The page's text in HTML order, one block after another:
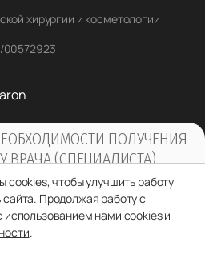
хирургии и косметологии
00572923
ПОЛУЧЕНИЯ
ВРАЧА (СПЕЦИАЛИСТА)
УСЛУГАМ И
cookies, чтобы улучшить работу
Продолжая работу с
нами cookies и
.